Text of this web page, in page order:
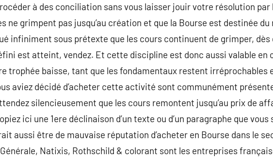
à des conciliation sans vous laisser jouir votre résolution par
ne grimpent pas jusqu’au création et que la Bourse est destinée
infiniment sous prétexte que les cours continuent de grimper, dès
est atteint, vendez. Et cette discipline est donc aussi valable en
trophée baisse, tant que les fondamentaux restent irréprochables
aviez décidé d’acheter cette activité sont communément
silencieusement que les cours remontent jusqu’au prix de
ici une 1ere déclinaison d’un texte ou d’un paragraphe que
aussi être de mauvaise réputation d’acheter en Bourse dans le
Natixis, Rothschild & colorant sont les entreprises